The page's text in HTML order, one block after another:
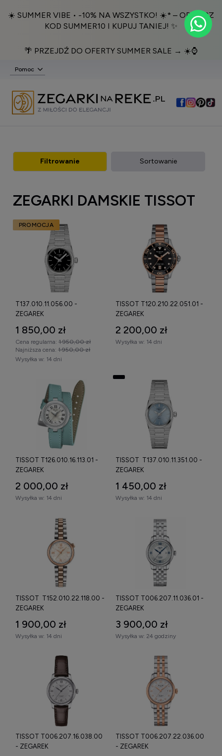
☀️ SUMMER VIBE • -10% NA WSZYSTKO! ☀️* – ODBIERZ
KOD SUMMER10 I KUPUJ TANIEJ! ✨
🌴 PRZEJDŹ DO OFERTY SUMMER SALE → ☀️⌚️
Pomoc
Filtrowanie Sortowanie
ZEGARKI DAMSKIE TISSOT
T137.010.11.056.00 -
ZEGAREK
1 850,00 zł
Cena regularna: 1 950,00 zł
Najniższa cena: 1 950,00 zł
Wysyłka w: 14 dni
PROMOCJA
TISSOT T120.210.22.051.01 -
ZEGAREK
2 200,00 zł
Wysyłka w: 14 dni
TISSOT T126.010.16.113.01 -
ZEGAREK
2 000,00 zł
Wysyłka w: 14 dni
TISSOT T137.010.11.351.00 -
ZEGAREK
1 450,00 zł
Wysyłka w: 14 dni
TISSOT T152.010.22.118.00 -
ZEGAREK
1 900,00 zł
Wysyłka w: 14 dni
TISSOT T006.207.11.036.01 -
ZEGAREK
3 900,00 zł
Wysyłka w: 24 godziny
TISSOT T006.207.16.038.00
- ZEGAREK
TISSOT T006.207.22.036.00
- ZEGAREK